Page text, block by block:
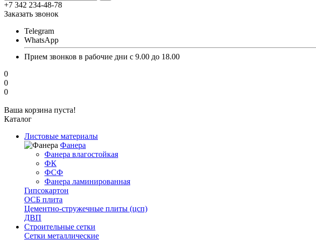
+7 342 234-48-78
Заказать звонок
Telegram
WhatsApp
Прием звонков в рабочие дни с 9.00 до 18.00
0
0
0
Ваша корзина пуста!
Каталог
Листовые материалы
Фанера
Фанера влагостойкая
ФК
ФСФ
Фанера ламинированная
Гипсокартон
ОСБ плита
Цементно-стружечные плиты (цсп)
ДВП
Строительные сетки
Сетки металлические